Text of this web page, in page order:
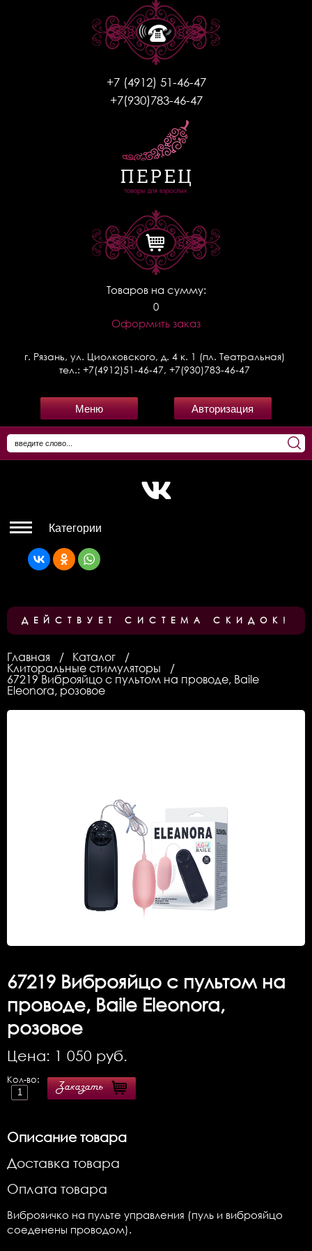
+7 (4912) 51-46-47
+7(930)783-46-47
Товаров на сумму:
0
Оформить заказ
г. Рязань, ул. Циолковского, д. 4 к. 1 (пл. Театральная)
тел.: +7(4912)51-46-47, +7(930)783-46-47
Меню Авторизация
Категории
ДЕЙСТВУЕТ СИСТЕМА СКИДОК!
Главная
Каталог
Клиторальные стимуляторы
67219 Виброяйцо с пультом на проводе, Baile
Eleonora, розовое
67219 Виброяйцо с пультом на
проводе, Baile Eleonora,
розовое
Цена: 1 050 руб.
Кол-во:
Заказать
Описание товара
Доставка товара
Оплата товара
Виброяичко на пульте управления (пуль и виброяйцо
соеденены проводом).